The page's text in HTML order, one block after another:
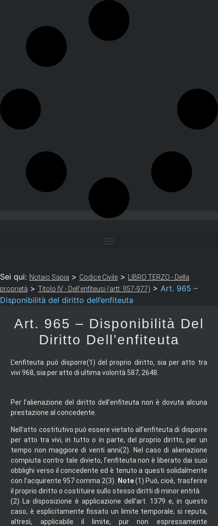
Sei qui: Notaio Sapia > Codice Civile >
LIBRO TERZO - Della
proprietà > Titolo IV - Dell'enfiteusi (artt. 957-977) > Art. 965 –
Disponibilità del diritto dell’enfiteuta
Art. 965 – Disponibilità Del
Diritto Dell’enfiteuta
L’enfiteuta può disporre(1) del proprio diritto, sia per atto tra
vivi 968, sia per atto di ultima volontà 587, 2648.
Per l’alienazione del diritto dell’enfiteuta non è dovuta alcuna
prestazione al concedente.
Nell’atto costitutivo può essere vietato all’enfiteuta di disporre
per atto tra vivi, in tutto o in parte, del proprio diritto, per un
tempo non maggiore di venti anni(2).
Nel caso di alienazione
compiuta contro tale divieto, l’enfiteuta non è liberato dai suoi
obblighi verso il concedente ed è tenuto a questi solidalmente
con l’acquirente 957 comma 2(3).
Note (1) Può, cioè, trasferire
il proprio diritto o costituire sullo stesso diritti di minor entità.
(2) La disposizione è applicazione dell’art. 1379 e, in questo
caso, è esplicitamente fissato un limite temporale; si reputa,
altresì, applicabile il limite, pur non espressamente